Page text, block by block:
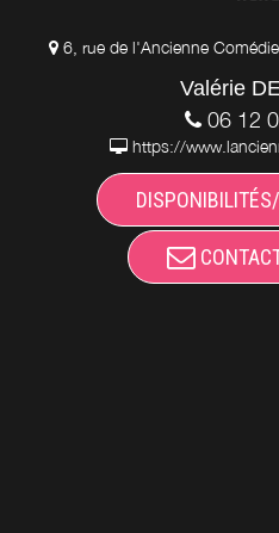
6, rue de l'Ancienne
Valérie
06 12
https://